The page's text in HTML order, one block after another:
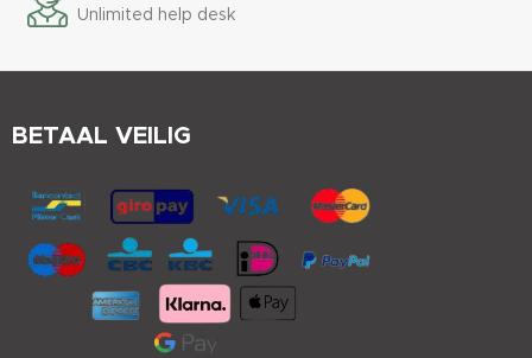
Unlimited help desk
BETAAL VEILIG